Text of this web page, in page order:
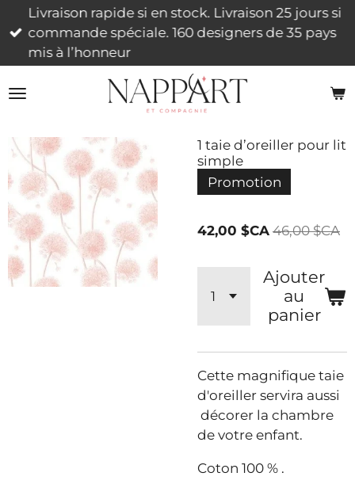
Passer
au
contenu
Livraison rapide si en stock. Livraison 25 jours si
commande spéciale. 160 designers de 35 pays
mis à l’honneur
1 taie d’oreiller pour lit
simple
Promotion
42,00 $CA 46,00 $CA
Ajouter
au
panier
Cette magnifique taie
d'oreiller servira aussi
décorer la chambre
de votre enfant.
Coton 100 % .